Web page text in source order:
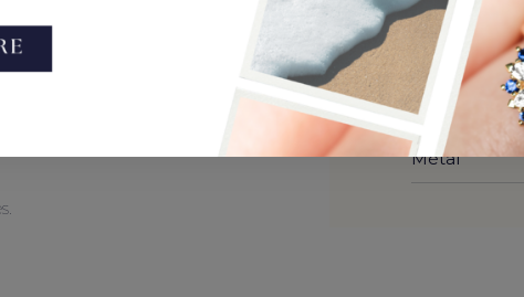
parfaitement à une
Entourage
Toutes les
Métal